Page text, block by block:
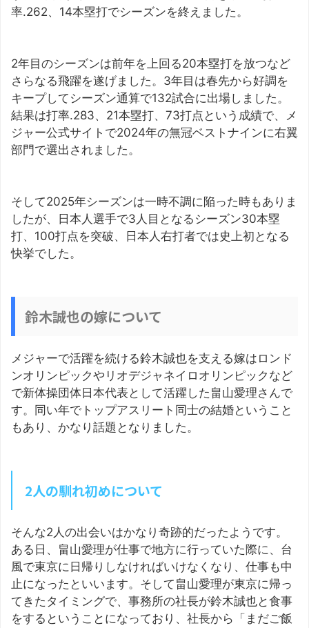
率.262、14本塁打でシーズンを終えました。
2年目のシーズンは前年を上回る20本塁打を放つなど
さらなる飛躍を遂げました。3年目は春先から好調を
キープしてシーズン通算で132試合に出場しました。
結果は打率.283、21本塁打、73打点という成績で、メ
ジャー公式サイトで2024年の無冠ベストナインに右翼
部門で選出されました。
そして2025年シーズンは一時不調に陥った時もありま
したが、日本人選手で3人目となるシーズン30本塁
打、100打点を突破、日本人右打者では史上初となる
快挙でした。
鈴木誠也の嫁について
メジャーで活躍を続ける鈴木誠也を支える嫁はロンド
ンオリンピックやリオデジャネイロオリンピックなど
で新体操団体日本代表として活躍した畠山愛理さんで
す。同い年でトップアスリート同士の結婚ということ
もあり、かなり話題となりました。
2人の馴れ初めについて
そんな2人の出会いはかなり奇跡的だったようです。
ある日、畠山愛理が仕事で地方に行っていた際に、台
風で東京に日帰りしなければいけなくなり、仕事も中
止になったといいます。そして畠山愛理が東京に帰っ
てきたタイミングで、事務所の社長が鈴木誠也と食事
をするということになっており、社長から「まだご飯